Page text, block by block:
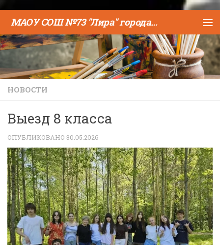
МАОУ СОШ №73 "Лира" города Тюмени
НОВОСТИ
Выезд 8 класса
ОПУБЛИКОВАНО 30.05.2026